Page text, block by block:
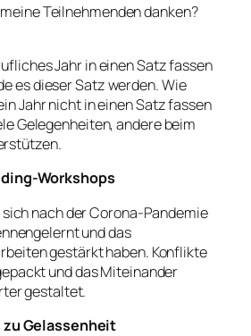
Teilnehmenden danken?
Jahr in einen Satz fassen
es dieser Satz werden. Wie
Jahr nicht in einen Satz fassen
Gelegenheiten, andere beim
Workshops
sich nach der Corona-Pandemie
und das
gestärkt haben. Konflikte
und das Miteinander
gestaltet.
Gelassenheit